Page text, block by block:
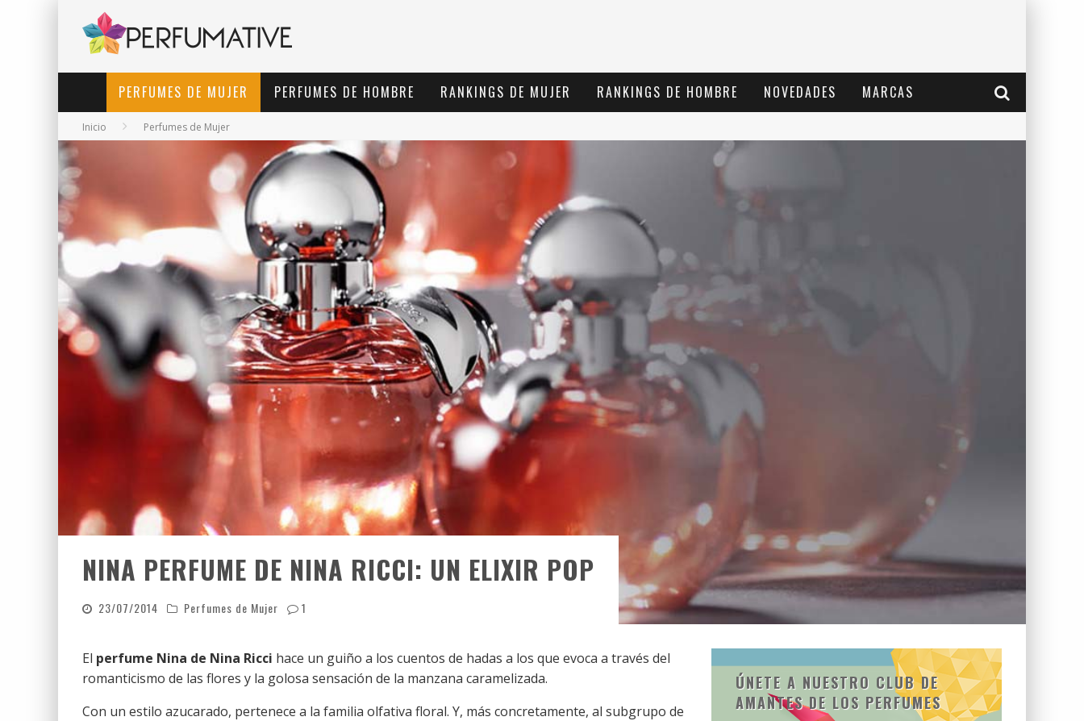
PERFUMES DE MUJER PERFUMES DE HOMBRE RANKINGS DE MUJER RANKINGS DE HOMBRE NOVEDADES MARCAS
Inicio Perfumes de Mujer
NINA PERFUME DE NINA RICCI: UN ELIXIR POP
23/07/2014 Perfumes de Mujer 1
El perfume Nina de Nina Ricci hace un guiño a los cuentos de hadas a los que evoca a través del
romanticismo de las flores y la golosa sensación de la manzana caramelizada.
Con un estilo azucarado, pertenece a la familia olfativa floral. Y, más concretamente, al subgrupo de
ÚNETE A NUESTRO CLUB DE
AMANTES DE LOS PERFUMES